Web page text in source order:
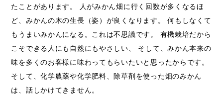
たことがあります。 人がみかん畑に行く回数が多くなるほ
ど、みかんの木の生長（姿）が良くなります。 何もしなくて
もうまいみかんになる。これは不思議です。 有機栽培だから
こそできる人にも自然にもやさしい、 そして、みかん本来の
味を多くのお客様に味わってもらいたいと思ったからです。
そして、化学農薬や化学肥料、除草剤を使った畑のみかん
は、話しかけてきません。